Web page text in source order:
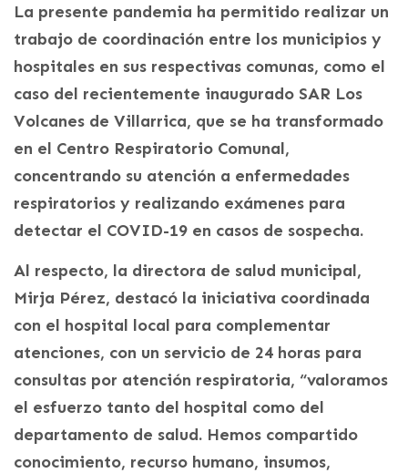
La presente pandemia ha permitido realizar un
trabajo de coordinación entre los municipios y
hospitales en sus respectivas comunas, como el
caso del recientemente inaugurado SAR Los
Volcanes de Villarrica, que se ha transformado
en el Centro Respiratorio Comunal,
concentrando su atención a enfermedades
respiratorios y realizando exámenes para
detectar el COVID-19 en casos de sospecha.
Al respecto, la directora de salud municipal,
Mirja Pérez, destacó la iniciativa coordinada
con el hospital local para complementar
atenciones, con un servicio de 24 horas para
consultas por atención respiratoria, “valoramos
el esfuerzo tanto del hospital como del
departamento de salud. Hemos compartido
conocimiento, recurso humano, insumos,